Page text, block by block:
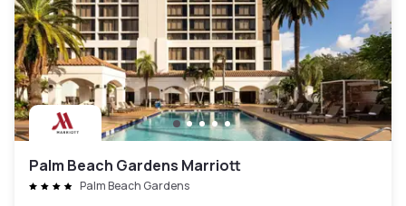
Palm Beach Gardens Marriott
Palm Beach Gardens